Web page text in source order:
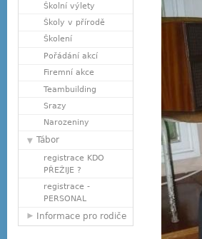
Školní výlety
Školy v přírodě
Školení
Pořádání akcí
Firemní akce
Teambuilding
Srazy
Narozeniny
Tábor
registrace KDO
PŘEŽIJE ?
registrace -
PERSONAL
Informace pro rodiče